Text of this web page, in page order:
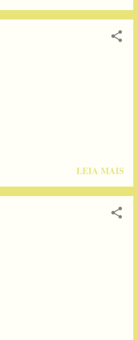
LEIA MAIS